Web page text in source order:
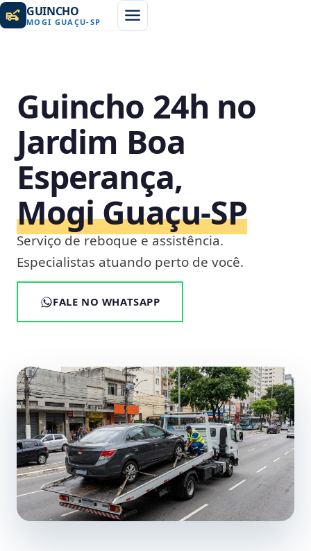
GUINCHO
MOGI GUAÇU-SP
Guincho 24h no
Jardim Boa
Esperança,
Mogi Guaçu‑SP
Serviço de reboque e assistência.
Especialistas atuando perto de você.
FALE NO WHATSAPP